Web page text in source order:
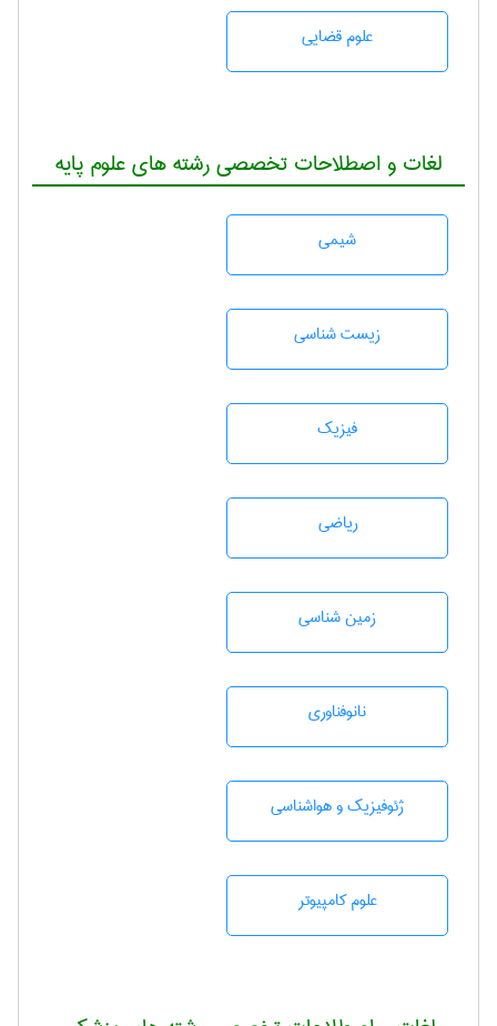
علوم قضایی
لغات و اصطلاحات تخصصی رشته های علوم پایه
شيمی
زيست شناسی
فیزیک
رياضی
زمين شناسی
نانوفناوری
ژئوفيزيك و هواشناسی
علوم کامپیوتر